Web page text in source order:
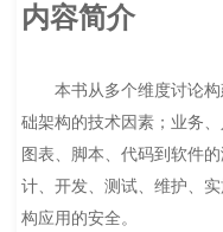
内容简介
本书从多个维度讨论构
础架构的技术因素；业务
图表、脚本、代码到软件
计、开发、测试、维护、
构应用的安全。